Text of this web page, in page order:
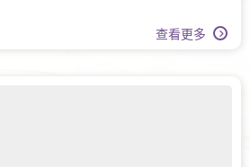
查看更多